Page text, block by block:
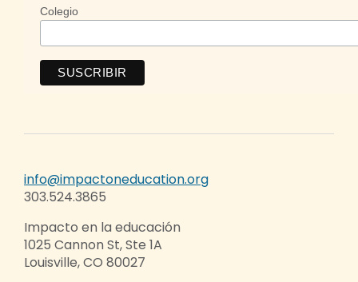
Colegio
info@impactoneducation.org
303.524.3865
Impacto en la educación
1025 Cannon St, Ste 1A
Louisville, CO 80027